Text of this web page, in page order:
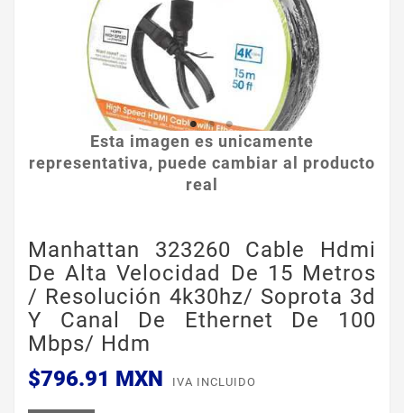
Esta imagen es unicamente
representativa, puede cambiar al producto
real
Manhattan 323260 Cable Hdmi
De Alta Velocidad De 15 Metros
/ Resolución 4k30hz/ Soprota 3d
Y Canal De Ethernet De 100
Mbps/ Hdm
$796.91 MXN
IVA INCLUIDO